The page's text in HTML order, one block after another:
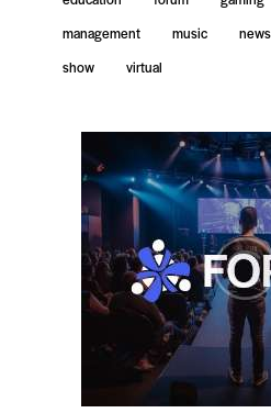
management
music news
show
virtual